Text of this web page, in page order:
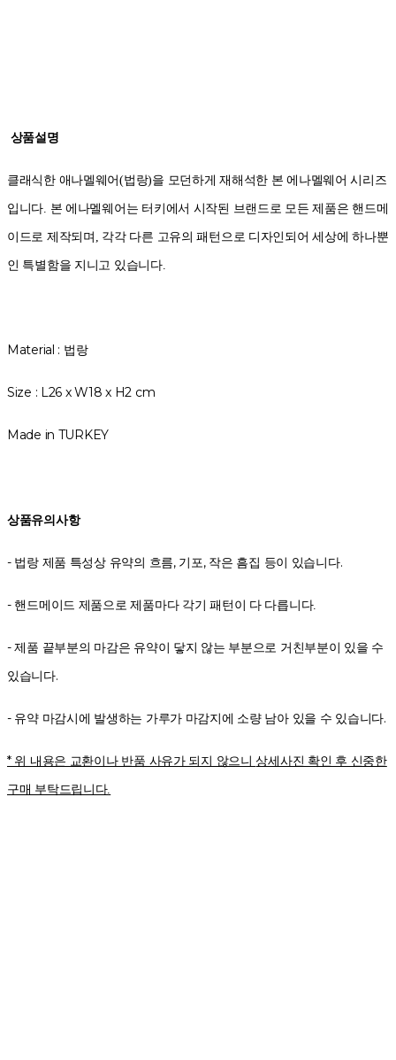
상품설명
클래식한 애나멜웨어(법랑)을 모던하게 재해석한 본 에나멜웨어 시리즈
입니다. 본 에나멜웨어는 터키에서 시작된 브랜드로 모든 제품은 핸드메
이드로 제작되며, 각각 다른 고유의 패턴으로 디자인되어 세상에 하나뿐
인 특별함을 지니고 있습니다.
Material : 법랑
Size : L26 x W18 x H2 cm
Made in TURKEY
상품유의사항
- 법랑 제품 특성상 유약의 흐름, 기포, 작은 흠집 등이 있습니다.
- 핸드메이드 제품으로 제품마다 각기 패턴이 다 다릅니다.
- 제품 끝부분의 마감은 유약이 닿지 않는 부분으로 거친부분이 있을 수
있습니다.
- 유약 마감시에 발생하는 가루가 마감지에 소량 남아 있을 수 있습니다.
* 위 내용은 교환이나 반품 사유가 되지 않으니상세사진 확인 후 신중한
구매 부탁드립니다.